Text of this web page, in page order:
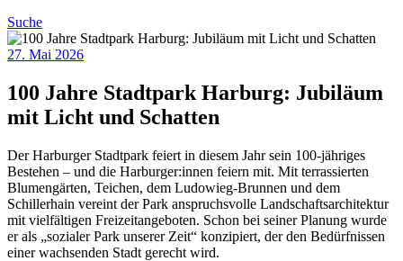
Suche
27. Mai 2026
100 Jahre Stadtpark Harburg: Jubiläum
mit Licht und Schatten
Der Harburger Stadtpark feiert in diesem Jahr sein 100-jähriges
Bestehen – und die Harburger:innen feiern mit. Mit terrassierten
Blumengärten, Teichen, dem Ludowieg-Brunnen und dem
Schillerhain vereint der Park anspruchsvolle Landschaftsarchitektur
mit vielfältigen Freizeitangeboten. Schon bei seiner Planung wurde
er als „sozialer Park unserer Zeit“ konzipiert, der den Bedürfnissen
einer wachsenden Stadt gerecht wird.